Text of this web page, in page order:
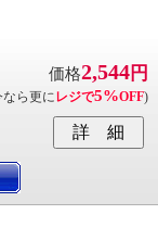
価格2,544円
ら更に レジで5%OFF)